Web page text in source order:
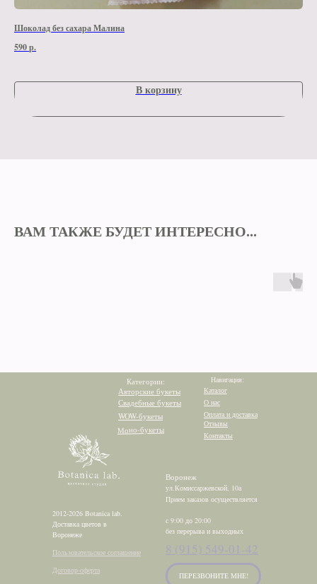
Шоколад без сахара Малина
590р.
В корзину
ВАМ ТАКЖЕ БУДЕТ ИНТЕРЕСНО...
2012-2026 Botanica lab.
Доставка цветов в
Воронеже
Договор-оферта
Пользовательское соглашение
ПЕРЕЗВОНИТЕ МНЕ!
Контакты
Отзывы
Оплата и доставка
О нас
Каталог
Навигация:
Категории:
Моно-букеты
WOW-букеты
Свадебные букеты
Авторские букеты
Прием заказов осуществляется
с 9:00 до 20:00
без перерыва и выходных
ул.Комиссаржевской, 10а
Воронеж